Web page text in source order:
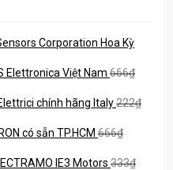
Corporation Hoa Kỳ
Elettronica Việt Nam 666₫
chính hãng Italy222₫
có sẵn TP.HCM 666₫
IE3 Motors 333₫